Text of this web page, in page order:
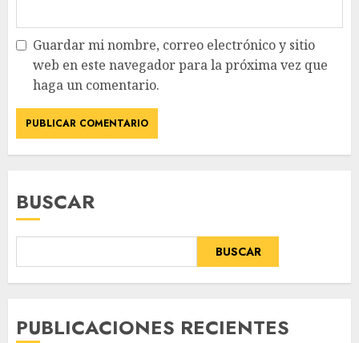
Guardar mi nombre, correo electrónico y sitio
web en este navegador para la próxima vez que
haga un comentario.
BUSCAR
BUSCAR
PUBLICACIONES RECIENTES